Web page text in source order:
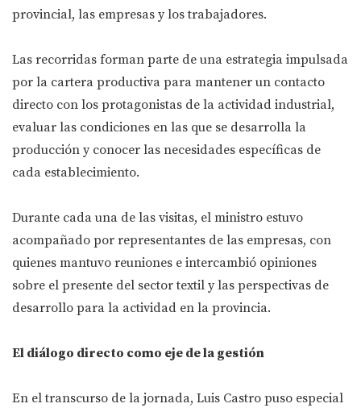
provincial, las empresas y los trabajadores.
Las recorridas forman parte de una estrategia impulsada
por la cartera productiva para mantener un contacto
directo con los protagonistas de la actividad industrial,
evaluar las condiciones en las que se desarrolla la
producción y conocer las necesidades específicas de
cada establecimiento.
Durante cada una de las visitas, el ministro estuvo
acompañado por representantes de las empresas, con
quienes mantuvo reuniones e intercambió opiniones
sobre el presente del sector textil y las perspectivas de
desarrollo para la actividad en la provincia.
El diálogo directo como eje de la gestión
En el transcurso de la jornada, Luis Castro puso especial